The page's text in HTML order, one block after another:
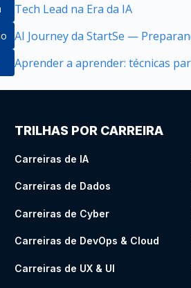
Tech Lead na Era da IA
AI Journey da StartSe —
Aprender a aprender: técnicas
TRILHAS POR CARREIRA
Carreiras de IA
Carreiras de Dados
Carreiras de Cyber
Carreiras de DevOps & Cloud
Carreiras de UX & UI